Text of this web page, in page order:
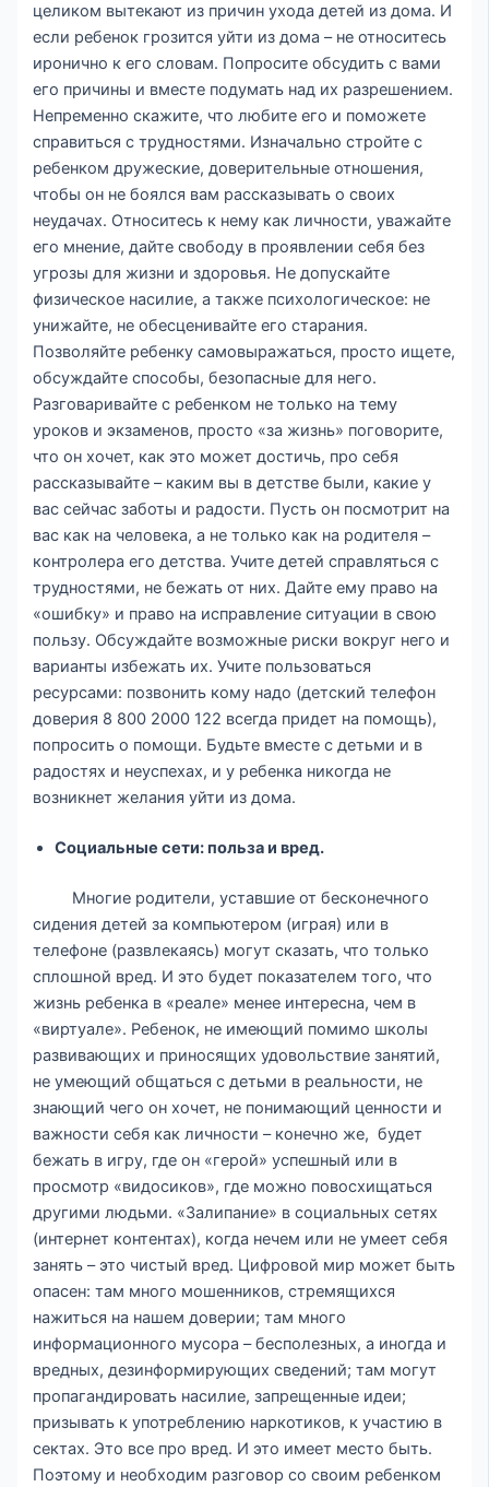
целиком вытекают из причин ухода детей из дома. И
если ребенок грозится уйти из дома – не относитесь
иронично к его словам. Попросите обсудить с вами
его причины и вместе подумать над их разрешением.
Непременно скажите, что любите его и поможете
справиться с трудностями. Изначально стройте с
ребенком дружеские, доверительные отношения,
чтобы он не боялся вам рассказывать о своих
неудачах. Относитесь к нему как личности, уважайте
его мнение, дайте свободу в проявлении себя без
угрозы для жизни и здоровья. Не допускайте
физическое насилие, а также психологическое: не
унижайте, не обесценивайте его старания.
Позволяйте ребенку самовыражаться, просто ищете,
обсуждайте способы, безопасные для него.
Разговаривайте с ребенком не только на тему
уроков и экзаменов, просто «за жизнь» поговорите,
что он хочет, как это может достичь, про себя
рассказывайте – каким вы в детстве были, какие у
вас сейчас заботы и радости. Пусть он посмотрит на
вас как на человека, а не только как на родителя –
контролера его детства. Учите детей справляться с
трудностями, не бежать от них. Дайте ему право на
«ошибку» и право на исправление ситуации в свою
пользу. Обсуждайте возможные риски вокруг него и
варианты избежать их. Учите пользоваться
ресурсами: позвонить кому надо (детский телефон
доверия 8 800 2000 122 всегда придет на помощь),
попросить о помощи. Будьте вместе с детьми и в
радостях и неуспехах, и у ребенка никогда не
возникнет желания уйти из дома.
Социальные сети: польза и вред.
Многие родители, уставшие от бесконечного
сидения детей за компьютером (играя) или в
телефоне (развлекаясь) могут сказать, что только
сплошной вред. И это будет показателем того, что
жизнь ребенка в «реале» менее интересна, чем в
«виртуале». Ребенок, не имеющий помимо школы
развивающих и приносящих удовольствие занятий,
не умеющий общаться с детьми в реальности, не
знающий чего он хочет, не понимающий ценности и
важности себя как личности – конечно же, будет
бежать в игру, где он «герой» успешный или в
просмотр «видосиков», где можно повосхищаться
другими людьми. «Залипание» в социальных сетях
(интернет контентах), когда нечем или не умеет себя
занять – это чистый вред. Цифровой мир может быть
опасен: там много мошенников, стремящихся
нажиться на нашем доверии; там много
информационного мусора – бесполезных, а иногда и
вредных, дезинформирующих сведений; там могут
пропагандировать насилие, запрещенные идеи;
призывать к употреблению наркотиков, к участию в
сектах. Это все про вред. И это имеет место быть.
Поэтому и необходим разговор со своим ребенком